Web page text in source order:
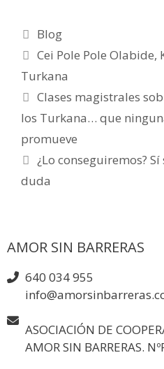
Blog
Cei Pole Pole Olabide,
Turkana
Clases magistrales
los Turkana… que
promueve
¿Lo conseguiremos?
duda
AMOR SIN BARRERAS
640 034 955
ASOCIACIÓN DE
AMOR SIN BARRERAS.